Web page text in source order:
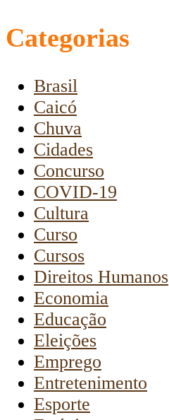
Categorias
Brasil
Caicó
Chuva
Cidades
Concurso
COVID-19
Cultura
Curso
Cursos
Direitos Humanos
Economia
Educação
Eleições
Emprego
Entretenimento
Esporte